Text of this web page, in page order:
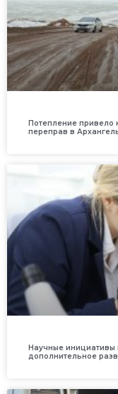
Потепление привело
переправ в
Научные
дополнительное